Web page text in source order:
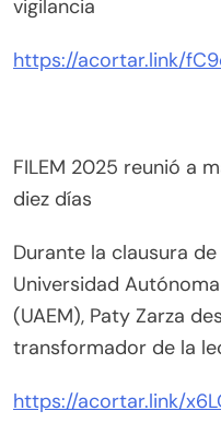
vigilancia
https://acortar.link/
FILEM 2025 reunió a
diez días
Durante la clausura
Universidad
(UAEM), Paty Zarza
transformador de la
https://acortar.link/